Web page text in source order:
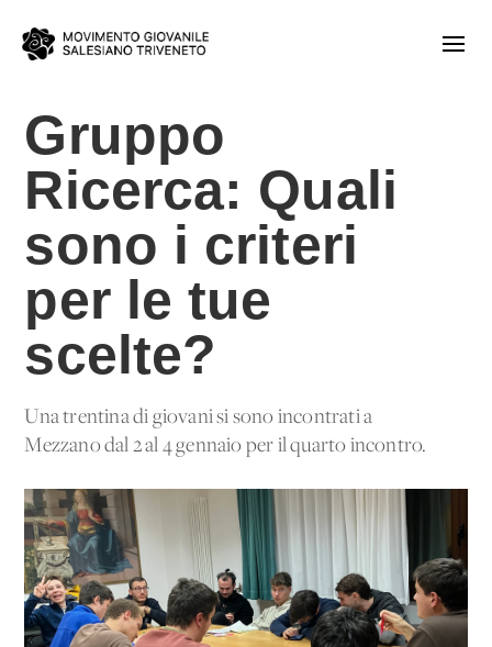
Gruppo
Ricerca: Quali
sono i criteri
per le tue
scelte?
Una trentina di giovani si sono incontrati a
Mezzano dal 2 al 4 gennaio per il quarto incontro.